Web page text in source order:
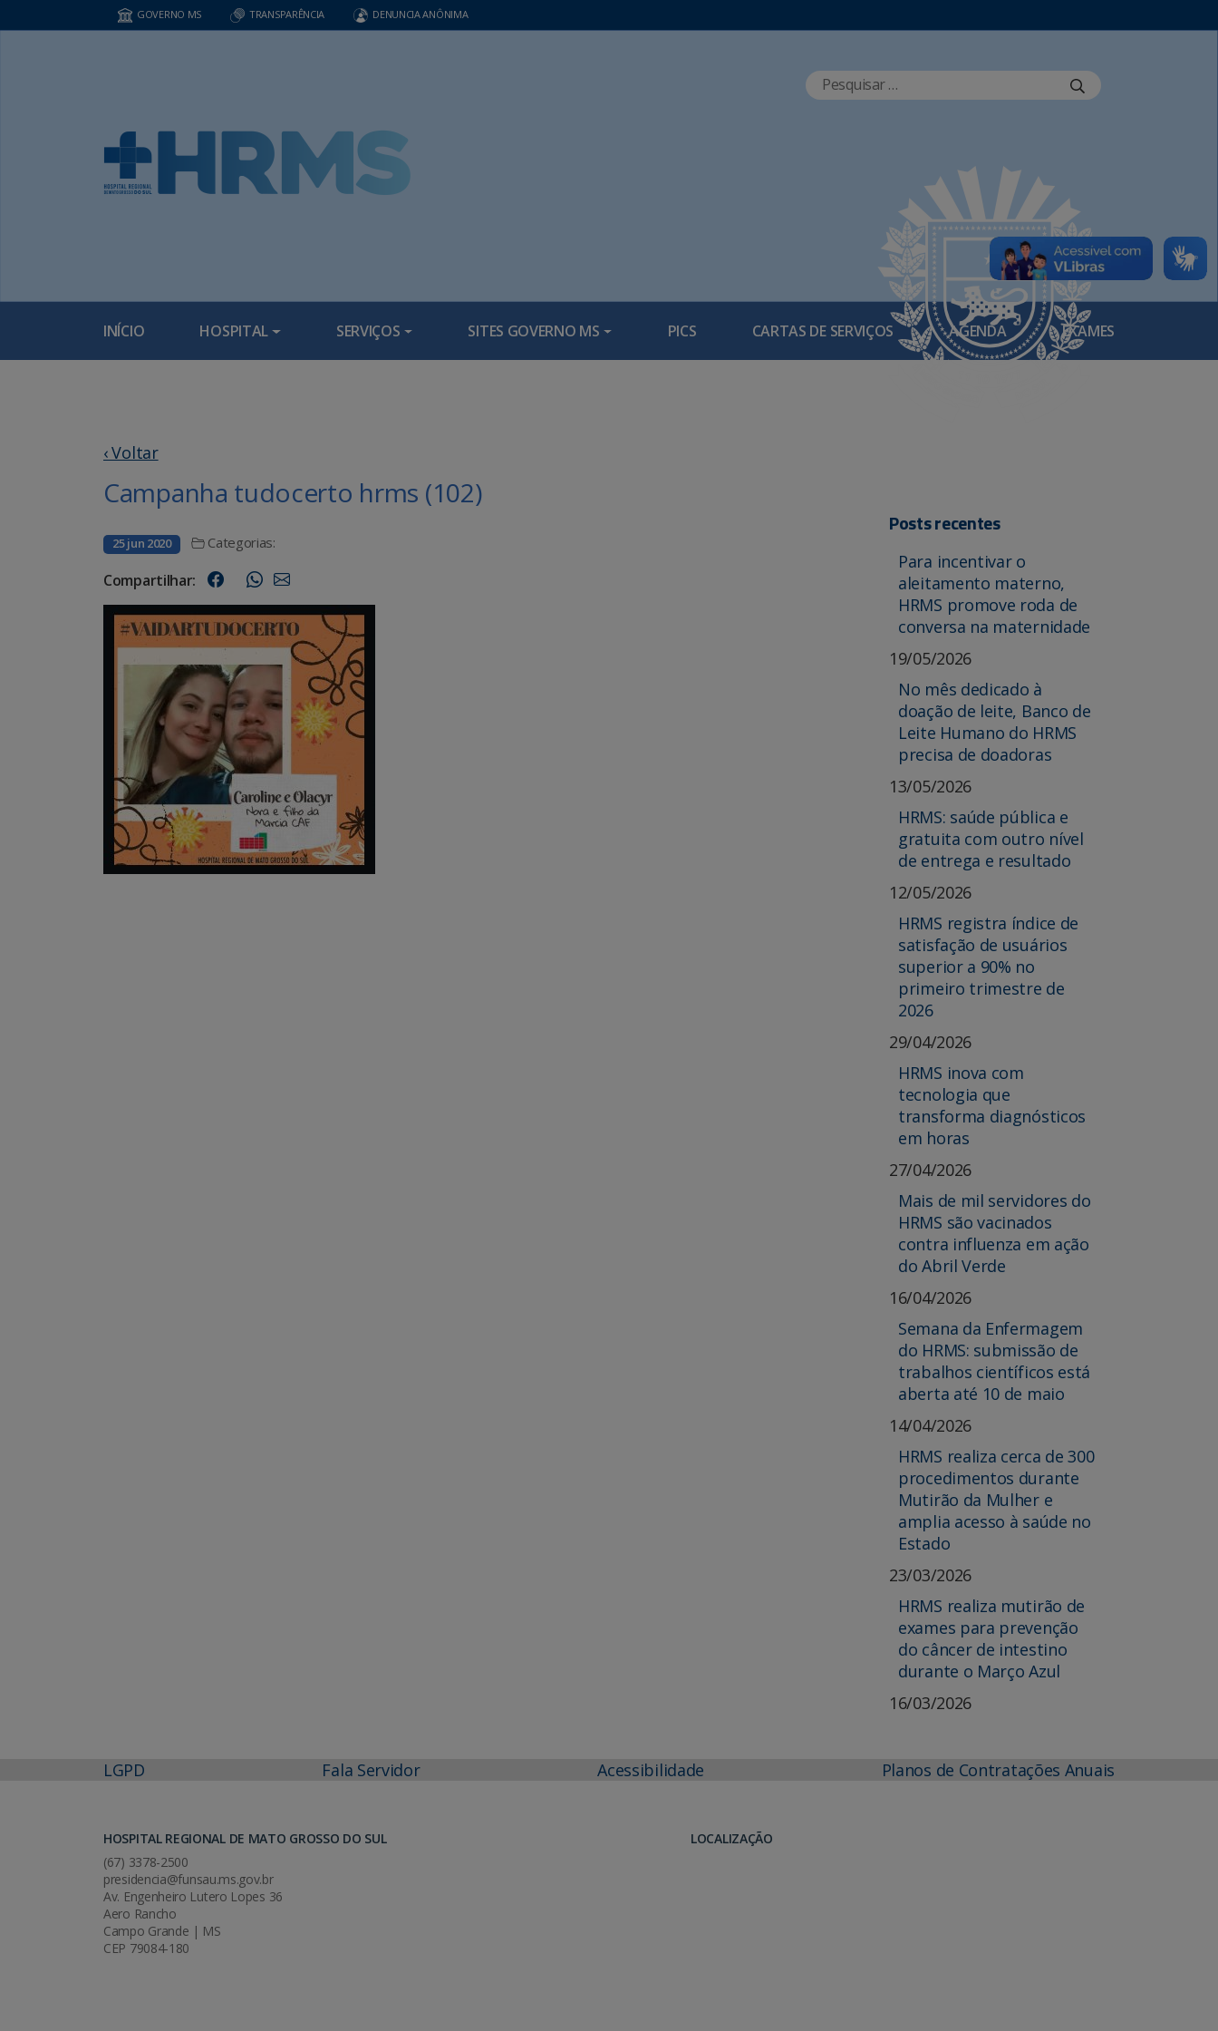
GOVERNO MS TRANSPARÊNCIA DENUNCIA ANÔNIMA
INÍCIO HOSPITAL SERVIÇOS SITES GOVERNO MS PICS CARTAS DE SERVIÇOS AGENDA EXAMES
‹ Voltar
Campanha tudocerto hrms (102)
25 jun 2020 Categorias:
Compartilhar:
Posts recentes
Para incentivar o
aleitamento materno,
HRMS promove roda de
conversa na maternidade
19/05/2026
No mês dedicado à
doação de leite, Banco de
Leite Humano do HRMS
precisa de doadoras
13/05/2026
HRMS: saúde pública e
gratuita com outro nível
de entrega e resultado
12/05/2026
HRMS registra índice de
satisfação de usuários
superior a 90% no
primeiro trimestre de
2026
29/04/2026
HRMS inova com
tecnologia que
transforma diagnósticos
em horas
27/04/2026
Mais de mil servidores do
HRMS são vacinados
contra influenza em ação
do Abril Verde
16/04/2026
Semana da Enfermagem
do HRMS: submissão de
trabalhos científicos está
aberta até 10 de maio
14/04/2026
HRMS realiza cerca de 300
procedimentos durante
Mutirão da Mulher e
amplia acesso à saúde no
Estado
23/03/2026
HRMS realiza mutirão de
exames para prevenção
do câncer de intestino
durante o Março Azul
16/03/2026
LGPD Fala Servidor Acessibilidade Planos de Contratações Anuais
HOSPITAL REGIONAL DE MATO GROSSO DO SUL
(67) 3378-2500
presidencia@funsau.ms.gov.br
Av. Engenheiro Lutero Lopes 36
Aero Rancho
Campo Grande | MS
CEP 79084-180
LOCALIZAÇÃO